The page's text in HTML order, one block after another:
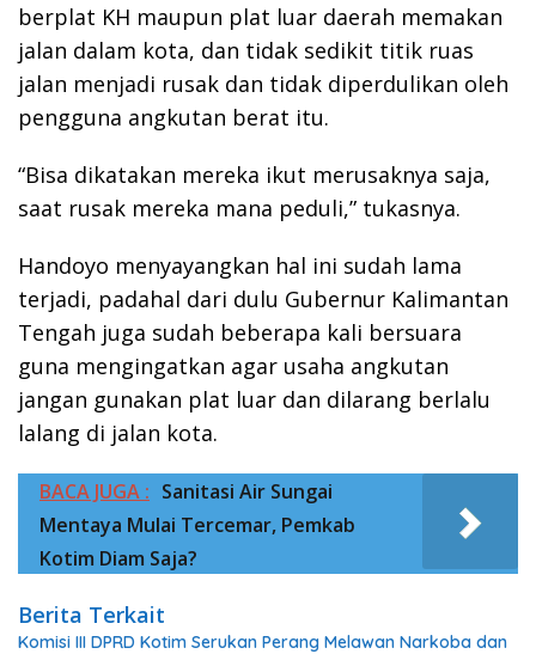
berplat KH maupun plat luar daerah memakan
jalan dalam kota, dan tidak sedikit titik ruas
jalan menjadi rusak dan tidak diperdulikan oleh
pengguna angkutan berat itu.
“Bisa dikatakan mereka ikut merusaknya saja,
saat rusak mereka mana peduli,” tukasnya.
Handoyo menyayangkan hal ini sudah lama
terjadi, padahal dari dulu Gubernur Kalimantan
Tengah juga sudah beberapa kali bersuara
guna mengingatkan agar usaha angkutan
jangan gunakan plat luar dan dilarang berlalu
lalang di jalan kota.
BACA JUGA : Sanitasi Air Sungai
Mentaya Mulai Tercemar, Pemkab
Kotim Diam Saja?
Berita Terkait
Komisi III DPRD Kotim Serukan Perang Melawan Narkoba dan